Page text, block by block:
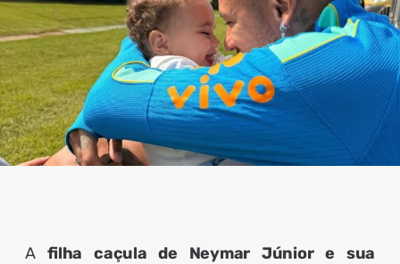
A filha caçula de Neymar Júnior e sua